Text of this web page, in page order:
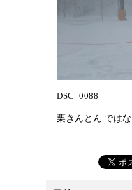
DSC_0088
栗きんとん では